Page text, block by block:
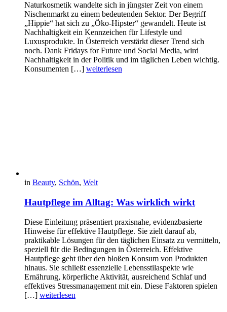
Naturkosmetik wandelte sich in jüngster Zeit von einem
Nischenmarkt zu einem bedeutenden Sektor. Der Begriff
„Hippie“ hat sich zu „Öko-Hipster“ gewandelt. Heute ist
Nachhaltigkeit ein Kennzeichen für Lifestyle und
Luxusprodukte. In Österreich verstärkt dieser Trend sich
noch. Dank Fridays for Future und Social Media, wird
Nachhaltigkeit in der Politik und im täglichen Leben wichtig.
Konsumenten […] weiterlesen
in Beauty, Schön, Welt
Hautpflege im Alltag: Was wirklich wirkt
Diese Einleitung präsentiert praxisnahe, evidenzbasierte
Hinweise für effektive Hautpflege. Sie zielt darauf ab,
praktikable Lösungen für den täglichen Einsatz zu vermitteln,
speziell für die Bedingungen in Österreich. Effektive
Hautpflege geht über den bloßen Konsum von Produkten
hinaus. Sie schließt essenzielle Lebensstilaspekte wie
Ernährung, körperliche Aktivität, ausreichend Schlaf und
effektives Stressmanagement mit ein. Diese Faktoren spielen
[…] weiterlesen